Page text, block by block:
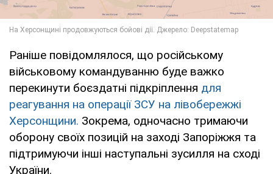
Раніше повідомлялося, що російському
військовому командуванню буде важко
перекинути боєздатні підкріплення для
реагування на операції ЗСУ на лівобережжі
Херсонщини. Зокрема, одночасно тримаючи
оборону своїх позицій на заході Запоріжжя та
підтримуючи інші наступальні зусилля на сході
України.